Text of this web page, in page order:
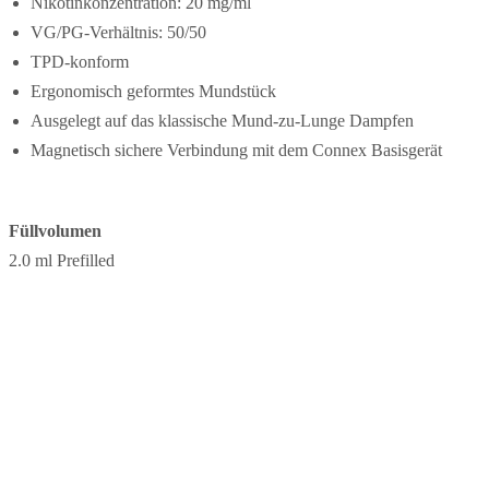
VG/PG-Verhältnis: 50/50
TPD-konform
Ergonomisch geformtes Mundstück
Ausgelegt auf das klassische Mund-zu-Lunge Dampfen
Magnetisch sichere Verbindung mit dem Connex Basisgerät
Füllvolumen
2.0 ml Prefilled